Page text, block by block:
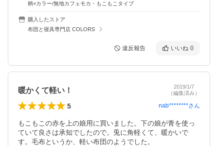
柄×カラー/無地カフェモカ・もこもこタイプ
購入したストア
布団と寝具専門店 COLORS
違反報告 いいね 0
暖かくて軽い！
2019/1/7
（編集済み）
5 nab********さん
もこもこの赤を上の娘用に買いました。下の娘が青を使っ
ていて良さは承知でしたので。兎に角軽くて、暖かいで
す。毛布というか、軽い布団のようでした。